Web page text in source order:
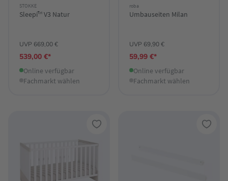
STOKKE
Sleepi™ V3 Natur
UVP 669,00 €
539,00 €*
Online verfügbar
Fachmarkt wählen
roba
Umbauseiten Milan
UVP 69,90 €
59,99 €*
Online verfügbar
Fachmarkt wählen